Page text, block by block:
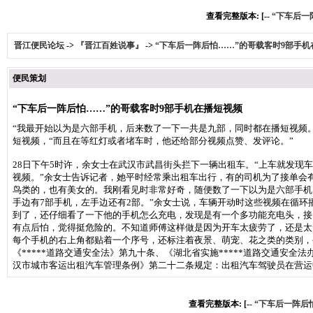
查看完整版本: [-- “下车后
晋江便民论坛 -> 『晋江百姓说事』 -> “下车后一阵后怕……”的哥载客时9部手机
便民策划
“下车后一阵后怕……”的哥载客时9部手机在播短视频
“我最开始以为是六部手机，后来数了一下一共是九部，同时都在播短视
短视频，“而且在等红灯或者堵车时，他还给部分视频点赞、发评论。”
28日下午5时许，余女士在武汉市武昌街头拦下一辆出租车。“上车就发
视频。”余女士告诉记者，她平时经常乘出租车出行，有的司机为了接单
鸟类的，也有美女的。我刚看见时非常好奇，随便数了一下以为是六部手
手边有7部手机，左手边还有2部。”余女士说，车辆开动时这些视频在循
到了，还仔细看了一下他的手机怎么充电，发现是有一个多功能充电头，
有点后怕，觉得挺危险的。不知道师傅这样做是因为开车太疲劳了，还是
每个手机的右上角都贴着一个序号，还标注着夜景、萌宠、花之类的类别
《*****道路交通安全法》第九十条、《湖北省实施*****道路交通安全法
汉市城市客运出租汽车管理条例》第二十二条规定：出租汽车驾驶员在营
查看完整版本: [-- “下车后一阵